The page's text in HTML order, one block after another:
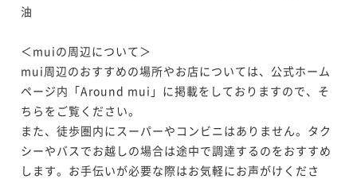
油
＜muiの周辺について＞
mui周辺のおすすめの場所やお店については、公式ホーム
ページ内「Around mui」に掲載をしておりますので、そ
ちらをご覧ください。
また、徒歩圏内にスーパーやコンビニはありません。タク
シーやバスでお越しの場合は途中で調達するのをおすすめ
します。お手伝いが必要な際はお気軽にお声がけくださ